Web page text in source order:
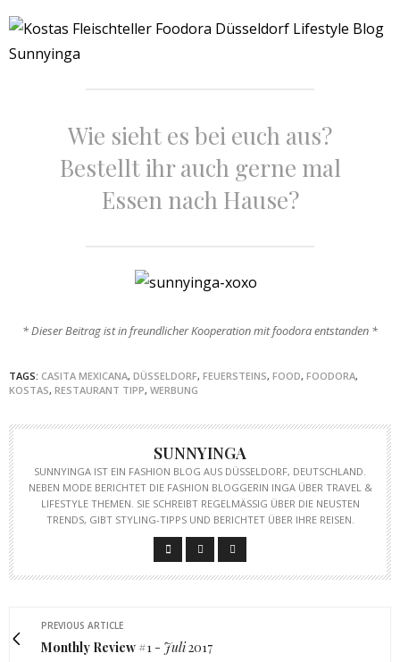
Wie sieht es bei euch aus?
Bestellt ihr auch gerne mal
Essen nach Hause?
* Dieser Beitrag ist in freundlicher Kooperation mit foodora entstanden *
TAGS: CASITA MEXICANA, DÜSSELDORF, FEUERSTEINS, FOOD, FOODORA,
KOSTAS, RESTAURANT TIPP, WERBUNG
SUNNYINGA
SUNNYINGA IST EIN FASHION BLOG AUS DÜSSELDORF, DEUTSCHLAND.
NEBEN MODE BERICHTET DIE FASHION BLOGGERIN INGA ÜBER TRAVEL &
LIFESTYLE THEMEN. SIE SCHREIBT REGELMÄSSIG ÜBER DIE NEUSTEN T
RENDS, GIBT STYLING-TIPPS UND BERICHTET ÜBER IHRE REISEN.
PREVIOUS ARTICLE
Monthly Review #1 - Juli2017